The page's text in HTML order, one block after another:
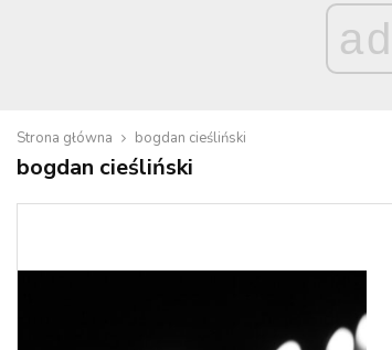
ad
Strona główna bogdan cieśliński
bogdan cieśliński